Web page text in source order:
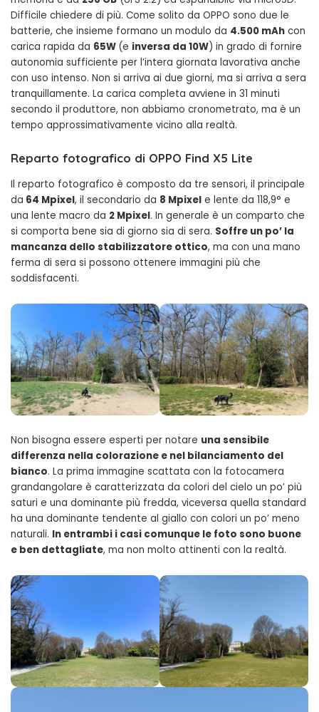
Difficile chiedere di più. Come solito da OPPO sono due le
batterie, che insieme formano un modulo da 4.500 mAh con
carica rapida da 65W (e inversa da 10W) in grado di fornire
autonomia sufficiente per l’intera giornata lavorativa anche
con uso intenso. Non si arriva ai due giorni, ma si arriva a sera
tranquillamente. La carica completa avviene in 31 minuti
secondo il produttore, non abbiamo cronometrato, ma è un
tempo approssimativamente vicino alla realtà.
Reparto fotografico di OPPO Find X5 Lite
Il reparto fotografico è composto da tre sensori, il principale
da 64 Mpixel, il secondario da 8 Mpixel e lente da 118,9° e
una lente macro da 2 Mpixel. In generale è un comparto che
si comporta bene sia di giorno sia di sera. Soffre un po’ la
mancanza dello stabilizzatore ottico, ma con una mano
ferma di sera si possono ottenere immagini più che
soddisfacenti.
Non bisogna essere esperti per notare una sensibile
differenza nella colorazione e nel bilanciamento del
bianco. La prima immagine scattata con la fotocamera
grandangolare è caratterizzata da colori del cielo un po’ più
saturi e una dominante più fredda, viceversa quella standard
ha una dominante tendente al giallo con colori un po’ meno
naturali. In entrambi i casi comunque le foto sono buone
e ben dettagliate, ma non molto attinenti con la realtà.